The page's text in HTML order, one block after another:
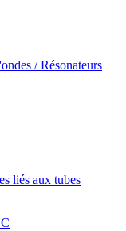
/ Résonateurs
liés aux tubes